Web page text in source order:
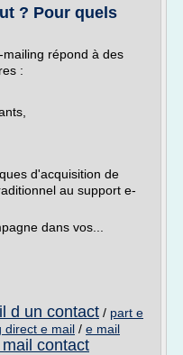
? Pour quels
répond à des
:
d'acquisition de
au support e-
dans vos...
d un contact / part e
direct e mail / e mail
contact